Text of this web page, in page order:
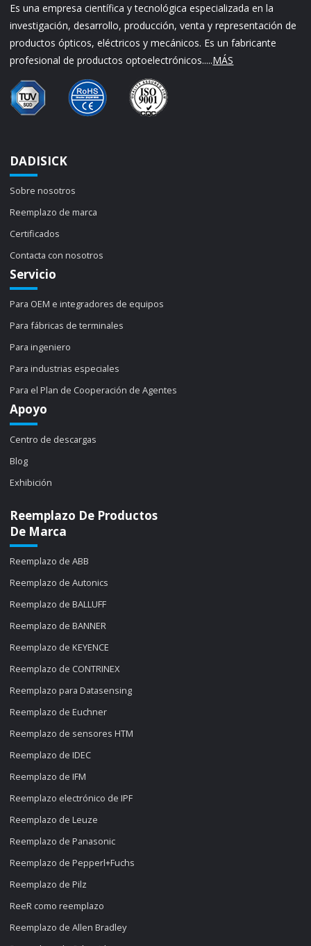
Es una empresa científica y tecnológica especializada en la
investigación, desarrollo, producción, venta y representación de
productos ópticos, eléctricos y mecánicos. Es un fabricante
profesional de productos optoelectrónicos.....MÁS
DADISICK
Sobre nosotros
Reemplazo de marca
Certificados
Contacta con nosotros
Servicio
Para OEM e integradores de equipos
Para fábricas de terminales
Para ingeniero
Para industrias especiales
Para el Plan de Cooperación de Agentes
Apoyo
Centro de descargas
Blog
Exhibición
Reemplazo De Productos
De Marca
Reemplazo de ABB
Reemplazo de Autonics
Reemplazo de BALLUFF
Reemplazo de BANNER
Reemplazo de KEYENCE
Reemplazo de CONTRINEX
Reemplazo para Datasensing
Reemplazo de Euchner
Reemplazo de sensores HTM
Reemplazo de IDEC
Reemplazo de IFM
Reemplazo electrónico de IPF
Reemplazo de Leuze
Reemplazo de Panasonic
Reemplazo de Pepperl+Fuchs
Reemplazo de Pilz
ReeR como reemplazo
Reemplazo de Allen Bradley